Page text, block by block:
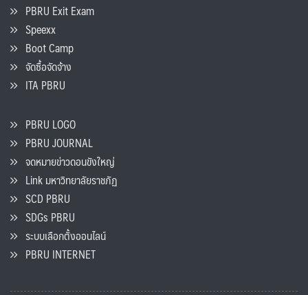
PBRU Exit Exam
Speexx
Boot Camp
จัดซื้อจัดจ้าง
ITA PBRU
PBRU LOGO
PBRU JOURNAL
จดหมายข่าวดอนขังใหญ่
Link มหาวิทยาลัยราชภัฏ
SCD PBRU
SDGs PBRU
ระบบเลือกตั้งออนไลน์
PBRU INTERNET